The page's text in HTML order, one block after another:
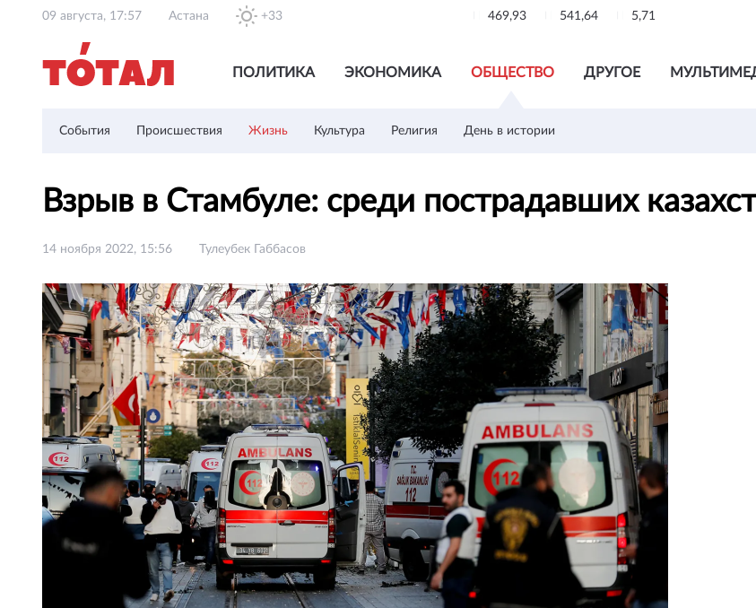
09 августа, 17:57 Астана +33 469,93 541,64 5,71
ПОЛИТИКА ЭКОНОМИКА ОБЩЕСТВО ДРУГОЕ
События Происшествия Жизнь Культура Религия День в истории
Взрыв в Стамбуле: среди пострадавших
14 ноября 2022, 15:56 Тулеубек Габбасов